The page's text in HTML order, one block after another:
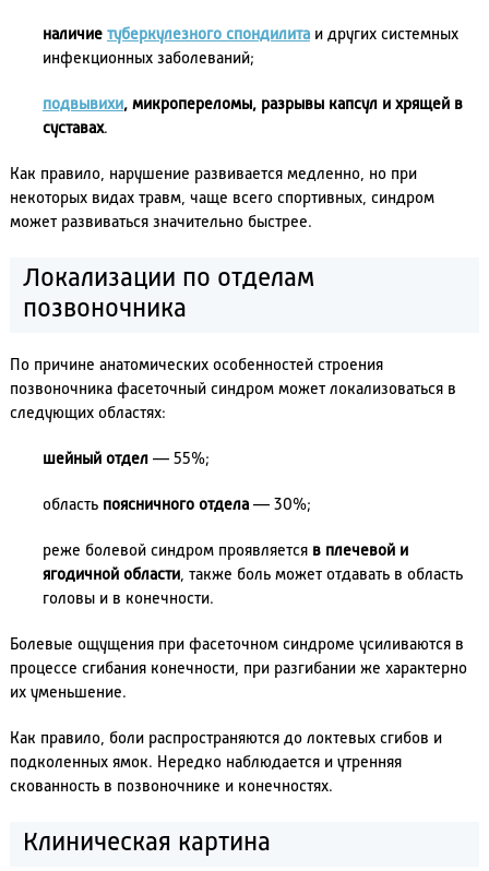
наличие туберкулезного спондилитаи других системных
инфекционных заболеваний;
подвывихи, микропереломы, разрывы капсул и хрящей в
суставах.
Как правило, нарушение развивается медленно, но при
некоторых видах травм, чаще всего спортивных, синдром
может развиваться значительно быстрее.
Локализации по отделам
позвоночника
По причине анатомических особенностей строения
позвоночника фасеточный синдром может локализоваться в
следующих областях:
шейный отдел— 55%;
область поясничного отдела— 30%;
реже болевой синдром проявляется в плечевой и
ягодичной области, также боль может отдавать в область
головы и в конечности.
Болевые ощущения при фасеточном синдроме усиливаются в
процессе сгибания конечности, при разгибании же характерно
их уменьшение.
Как правило, боли распространяются до локтевых сгибов и
подколенных ямок. Нередко наблюдается и утренняя
скованность в позвоночнике и конечностях.
Клиническая картина